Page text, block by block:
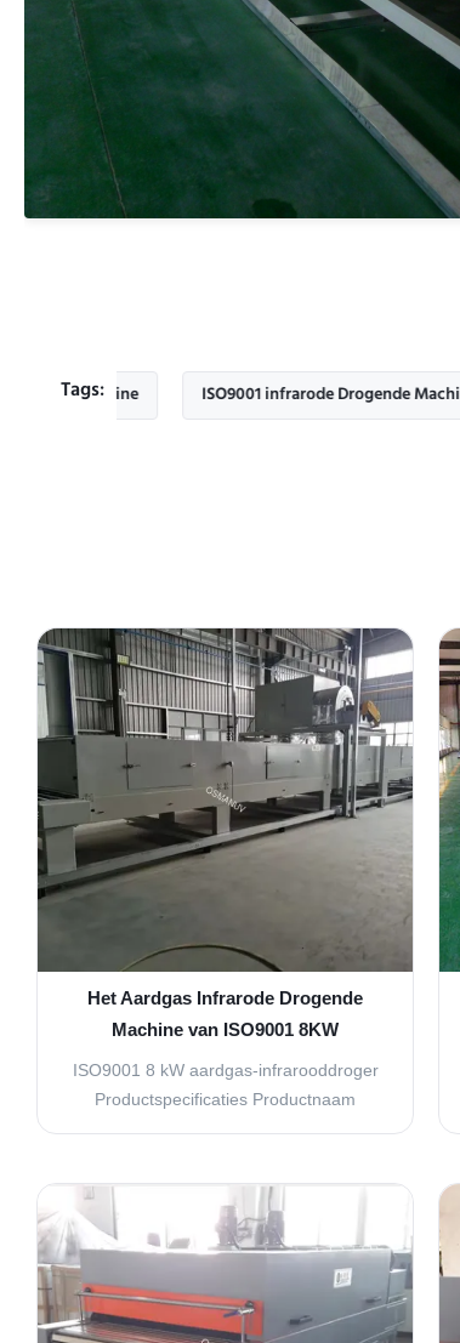
Tags: ISO9001 infrarode Drogende Machine
Het Aardgas Infrarode Drogende
Machine van ISO9001 8KW
ISO9001 8 kW aardgas-infrarooddroger
Productspecificaties Productnaam
Mechanische afmetingen 15 meter lang
× 1650 mm breed × 2800 mm hoog
(lengte kan worden aangepast)
Effectieve netwerkbreedte 1320 mm
Brander Originele Riyalu-brander; één ...